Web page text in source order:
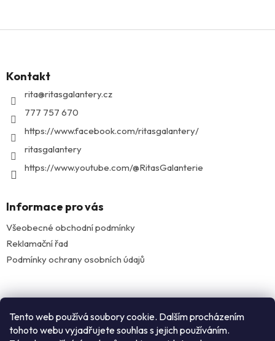
Tento web používá soubory cookie. Dalším procházením
tohoto webu vyjadřujete souhlas s jejich používáním.
aKontakt
rita@ritasgalantery.cz
777 757 670
https://www.facebook.com/ritasgalantery/
ritasgalantery
https://www.youtube.com/@RitasGalanterie
Informace pro vás
Všeobecné obchodní podmínky
Reklamační řad
Podmínky ochrany osobních údajů